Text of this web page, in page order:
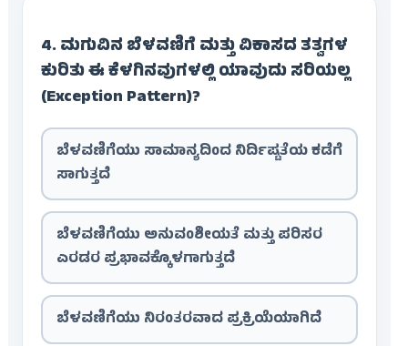
4. ಮಗುವಿನ ಬೆಳವಣಿಗೆ ಮತ್ತು ವಿಕಾಸದ ತತ್ವಗಳ
ಕುರಿತು ಈ ಕೆಳಗಿನವುಗಳಲ್ಲಿ ಯಾವುದು ಸರಿಯಲ್ಲ
(Exception Pattern)?
ಬೆಳವಣಿಗೆಯು ಸಾಮಾನ್ಯದಿಂದ ನಿರ್ದಿಷ್ಟತೆಯ ಕಡೆಗೆ
ಸಾಗುತ್ತದೆ
ಬೆಳವಣಿಗೆಯು ಅನುವಂಶೀಯತೆ ಮತ್ತು ಪರಿಸರ
ಎರಡರ ಪ್ರಭಾವಕ್ಕೊಳಗಾಗುತ್ತದೆ
ಬೆಳವಣಿಗೆಯು ನಿರಂತರವಾದ ಪ್ರಕ್ರಿಯೆಯಾಗಿದೆ